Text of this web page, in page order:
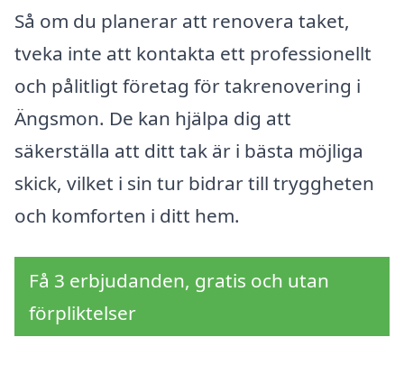
Så om du planerar att renovera taket,
tveka inte att kontakta ett professionellt
och pålitligt företag för takrenovering i
Ängsmon. De kan hjälpa dig att
säkerställa att ditt tak är i bästa möjliga
skick, vilket i sin tur bidrar till tryggheten
och komforten i ditt hem.
Få 3 erbjudanden, gratis och utan
förpliktelser